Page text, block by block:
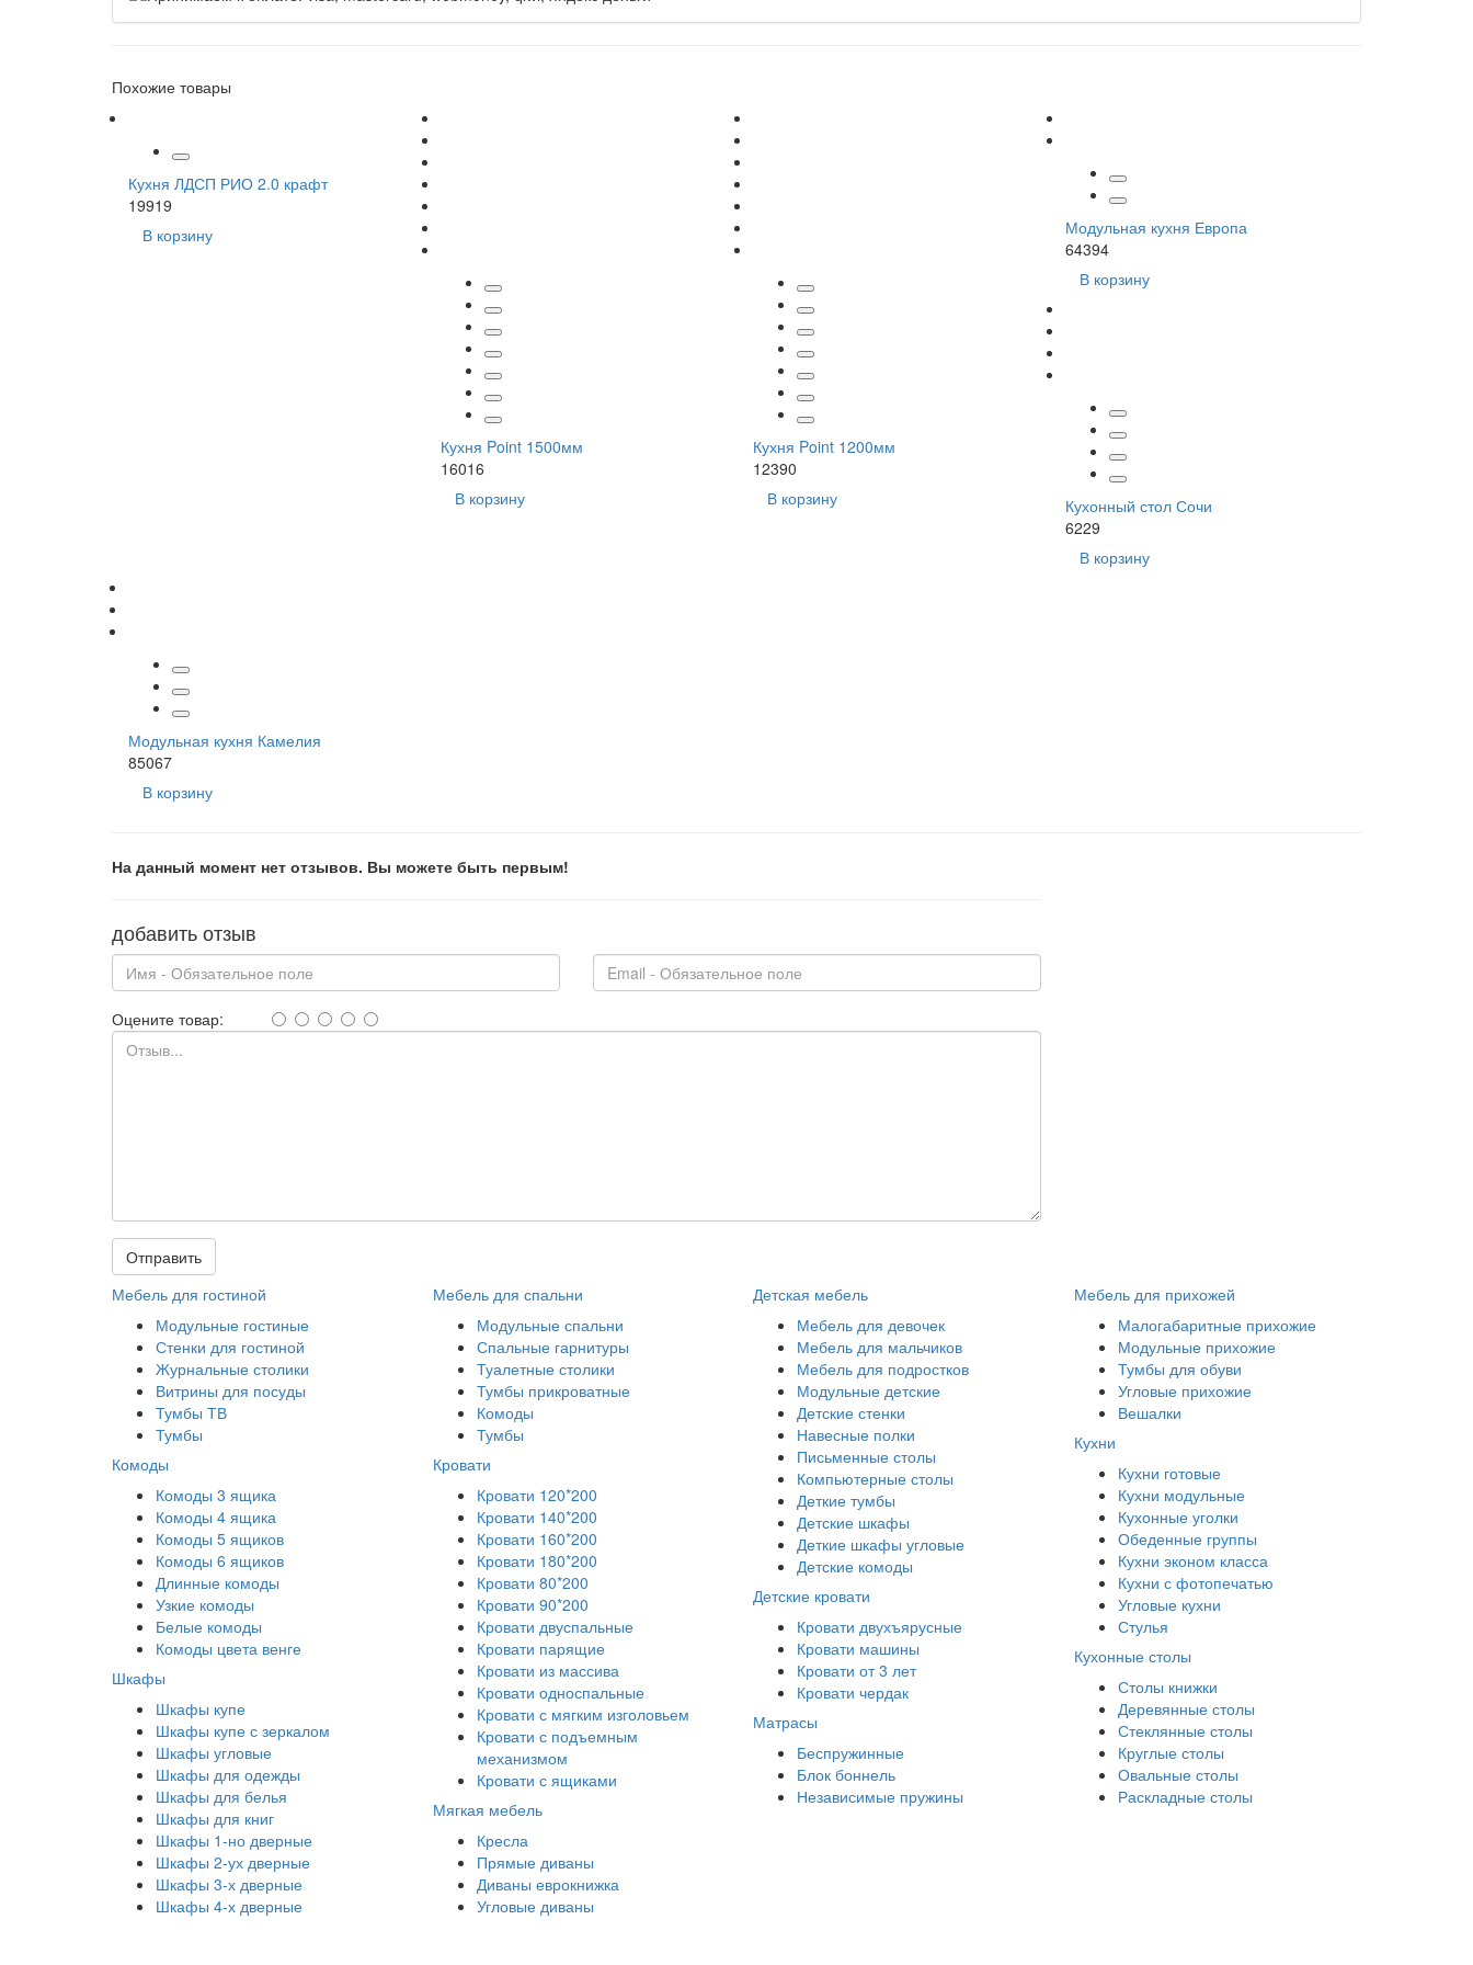
Похожие товары
Кухня ЛДСП РИО 2.0 крафт
19919
В корзину
Кухня Point 1500мм
16016
В корзину
Кухня Point 1200мм
12390
В корзину
Модульная кухня Европа
64394
В корзину
Кухонный стол Сочи
6229
В корзину
Модульная кухня Камелия
85067
В корзину
На данный момент нет отзывов. Вы можете быть первым!
добавить отзыв
Оцените товар:
Отправить
Мебель для гостиной
Модульные гостиные
Стенки для гостиной
Журнальные столики
Витрины для посуды
Тумбы ТВ
Тумбы
Комоды
Комоды 3 ящика
Комоды 4 ящика
Комоды 5 ящиков
Комоды 6 ящиков
Длинные комоды
Узкие комоды
Белые комоды
Комоды цвета венге
Шкафы
Шкафы купе
Шкафы купе с зеркалом
Шкафы угловые
Шкафы для одежды
Шкафы для белья
Шкафы для книг
Шкафы 1-но дверные
Шкафы 2-ух дверные
Шкафы 3-х дверные
Шкафы 4-х дверные
Мебель для спальни
Модульные спальни
Спальные гарнитуры
Туалетные столики
Тумбы прикроватные
Комоды
Тумбы
Кровати
Кровати 120*200
Кровати 140*200
Кровати 160*200
Кровати 180*200
Кровати 80*200
Кровати 90*200
Кровати двуспальные
Кровати парящие
Кровати из массива
Кровати односпальные
Кровати с мягким изголовьем
Кровати с подъемным
механизмом
Кровати с ящиками
Мягкая мебель
Кресла
Прямые диваны
Диваны еврокнижка
Угловые диваны
Детская мебель
Мебель для девочек
Мебель для мальчиков
Мебель для подростков
Модульные детские
Детские стенки
Навесные полки
Письменные столы
Компьютерные столы
Деткие тумбы
Детские шкафы
Деткие шкафы угловые
Детские комоды
Детские кровати
Кровати двухъярусные
Кровати машины
Кровати от 3 лет
Кровати чердак
Матрасы
Беспружинные
Блок боннель
Независимые пружины
Мебель для прихожей
Малогабаритные прихожие
Модульные прихожие
Тумбы для обуви
Угловые прихожие
Вешалки
Кухни
Кухни готовые
Кухни модульные
Кухонные уголки
Обеденные группы
Кухни эконом класса
Кухни с фотопечатью
Угловые кухни
Стулья
Кухонные столы
Столы книжки
Деревянные столы
Стеклянные столы
Круглые столы
Овальные столы
Раскладные столы